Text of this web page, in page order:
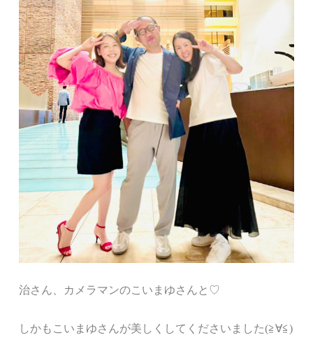
治さん、カメラマンのこいまゆさんと♡
しかもこいまゆさんが美しくしてくださいました(≧∀≦)